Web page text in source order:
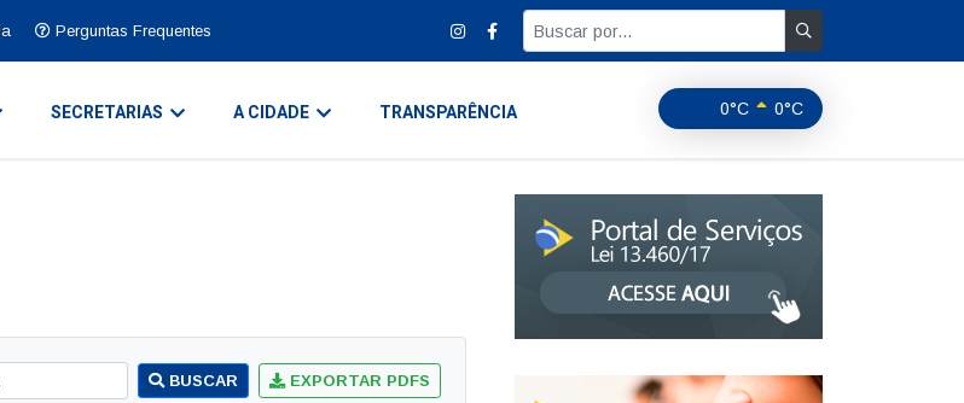
Perguntas Frequentes
0°C 0°C
SECRETARIAS A CIDADE TRANSPARÊNCIA
BUSCAR EXPORTAR PDFS